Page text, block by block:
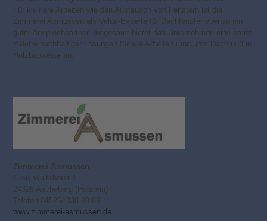
Für kleinere Arbeiten wie den Austausch von Fenstern ist die
Zimmerei Asmussen als Velux-Experte für Dachfenster ebenso ein
guter Ansprechpartner. Insgesamt bietet das Unternehmen eine breite
Palette nachhaltiger Lösungen für alle Arbeiten rund ums Dach und in
Holzbauweise an.
Zimmerei Asmussen
Groß Wulfshorst 1
24326 Ascheberg (Holstein)
Telefon 04526/ 338 89 69
www.zimmerei-asmussen.de